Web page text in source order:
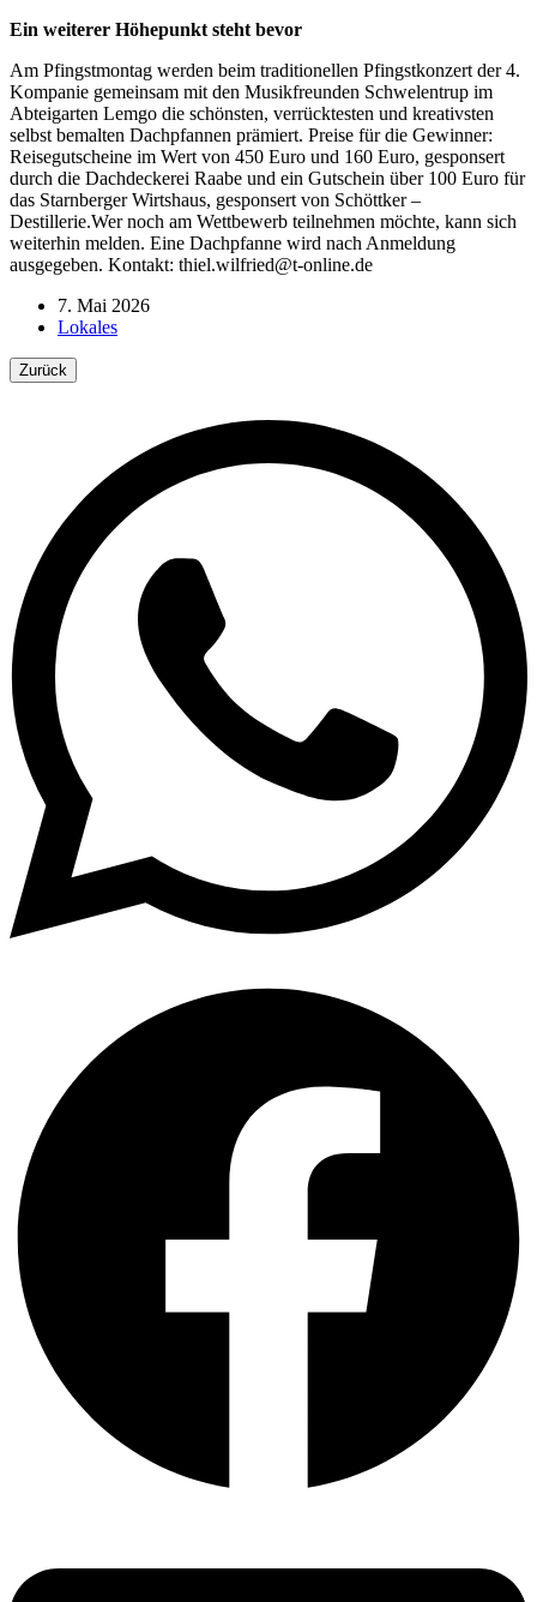
Ein weiterer Höhepunkt steht bevor
Am Pfingstmontag werden beim traditionellen Pfingstkonzert der 4.
Kompanie gemeinsam mit den Musikfreunden Schwelentrup im
Abteigarten Lemgo die schönsten, verrücktesten und kreativsten
selbst bemalten Dachpfannen prämiert. Preise für die Gewinner:
Reisegutscheine im Wert von 450 Euro und 160 Euro, gesponsert
durch die Dachdeckerei Raabe und ein Gutschein über 100 Euro für
das Starnberger Wirtshaus, gesponsert von Schöttker –
Destillerie.Wer noch am Wettbewerb teilnehmen möchte, kann sich
weiterhin melden. Eine Dachpfanne wird nach Anmeldung
ausgegeben. Kontakt: thiel.wilfried@t-online.de
7. Mai 2026
Lokales